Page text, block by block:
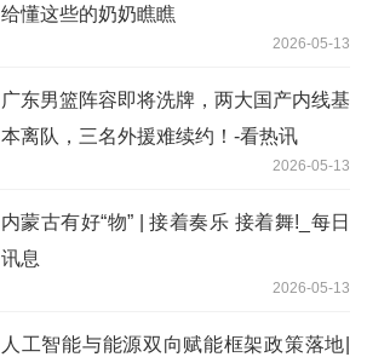
给懂这些的奶奶瞧瞧
2026-05-13
广东男篮阵容即将洗牌，两大国产内线基
本离队，三名外援难续约！-看热讯
2026-05-13
内蒙古有好“物” | 接着奏乐 接着舞!_每日
讯息
2026-05-13
人工智能与能源双向赋能框架政策落地|